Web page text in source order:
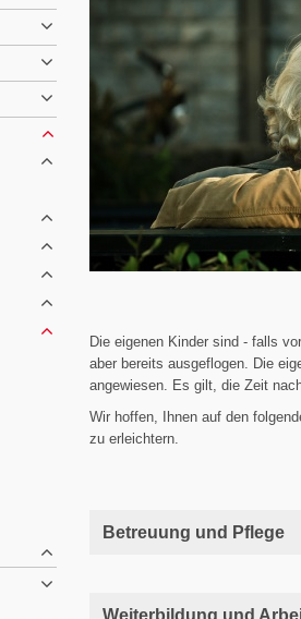
Die eigenen Kinder sind - falls
aber bereits ausgeflogen. Die
angewiesen. Es gilt, die Zeit
Wir hoffen, Ihnen auf den
zu erleichtern.
Betreuung und Pflege
Weiterbildung und